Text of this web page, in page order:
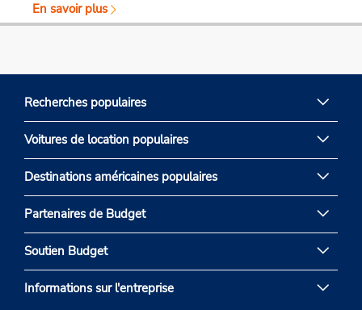
En savoir plus
Recherches populaires
Voitures de location populaires
Destinations américaines populaires
Partenaires de Budget
Soutien Budget
Informations sur l'entreprise